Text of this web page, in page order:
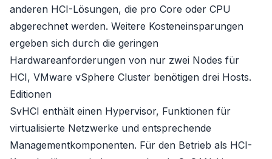
anderen HCI-Lösungen, die pro Core oder CPU
abgerechnet werden. Weitere Kosteneinsparungen
ergeben sich durch die geringen
Hardwareanforderungen von nur zwei Nodes für
HCI, VMware vSphere Cluster benötigen drei Hosts.
Editionen
SvHCI enthält einen Hypervisor, Funktionen für
virtualisierte Netzwerke und entsprechende
Managementkomponenten. Für den Betrieb als HCI-